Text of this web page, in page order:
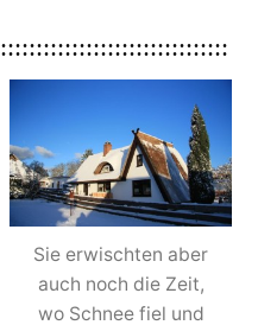
Sie erwischten aber
auch noch die Zeit,
wo Schnee fiel und
::::::::::::::::::::::::::::::::